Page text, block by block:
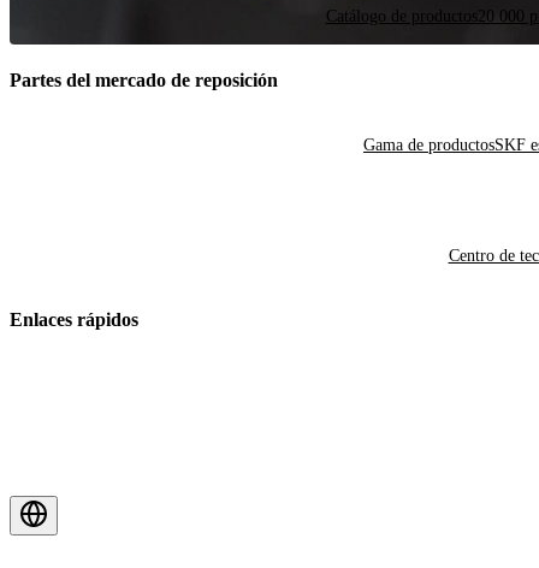
Catálogo de productos20 000
Partes del mercado de reposición
Gama de productosSKF
Centro de
Enlaces rápidos